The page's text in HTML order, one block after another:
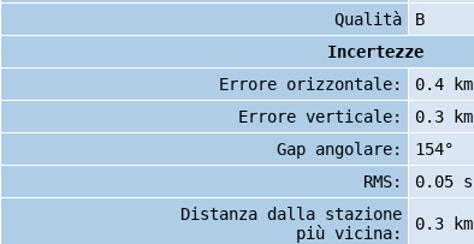
Qualità
B
Incertezze
Errore orizzontale:
0.4 km
Errore verticale:
0.3 km
Gap angolare:
154°
RMS:
0.05 s
Distanza dalla stazione
più vicina:
0.3 km